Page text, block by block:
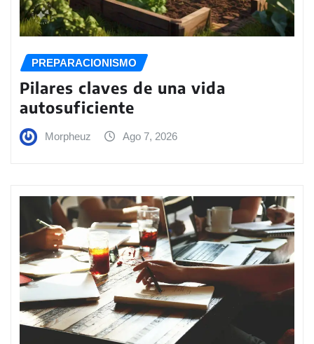
PREPARACIONISMO
Pilares claves de una vida
autosuficiente
Morpheuz Ago 7, 2026